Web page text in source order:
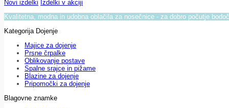
Novi izdelki Izdelki v akciji
Kvalitetna, modna in udobna oblačila za nosečnice - za dobro počutje
Kategorija Dojenje
Majice za dojenje
Prsne črpalke
Oblikovanje postave
Spalne srajce in pižame
Blazine za dojenje
Pripomočki za dojenje
Blagovne znamke